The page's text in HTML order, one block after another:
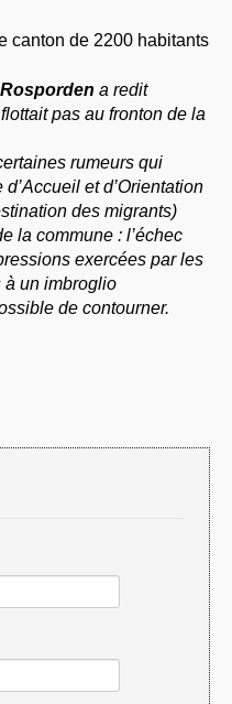
canton de 2200 habitants
Rosporden a redit
pas au fronton de la
rumeurs qui
et d’Orientation
des migrants)
la commune : l’échec
exercées par les
à un imbroglio
de contourner.